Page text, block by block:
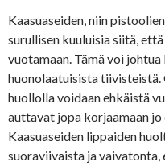
Kaasuaseiden, niin
surullisen kuuluisia siitä,
vuotamaan. Tämä voi
huonolaatuisista tiivisteistä.
huollolla voidaan ehkäistä
auttavat jopa korjaamaan jo
Kaasuaseiden lippaiden
suoraviivaista ja vaivatonta,